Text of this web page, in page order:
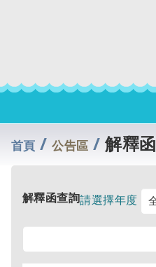
首頁 /公告區 /解釋函
解釋函查詢請選擇年度